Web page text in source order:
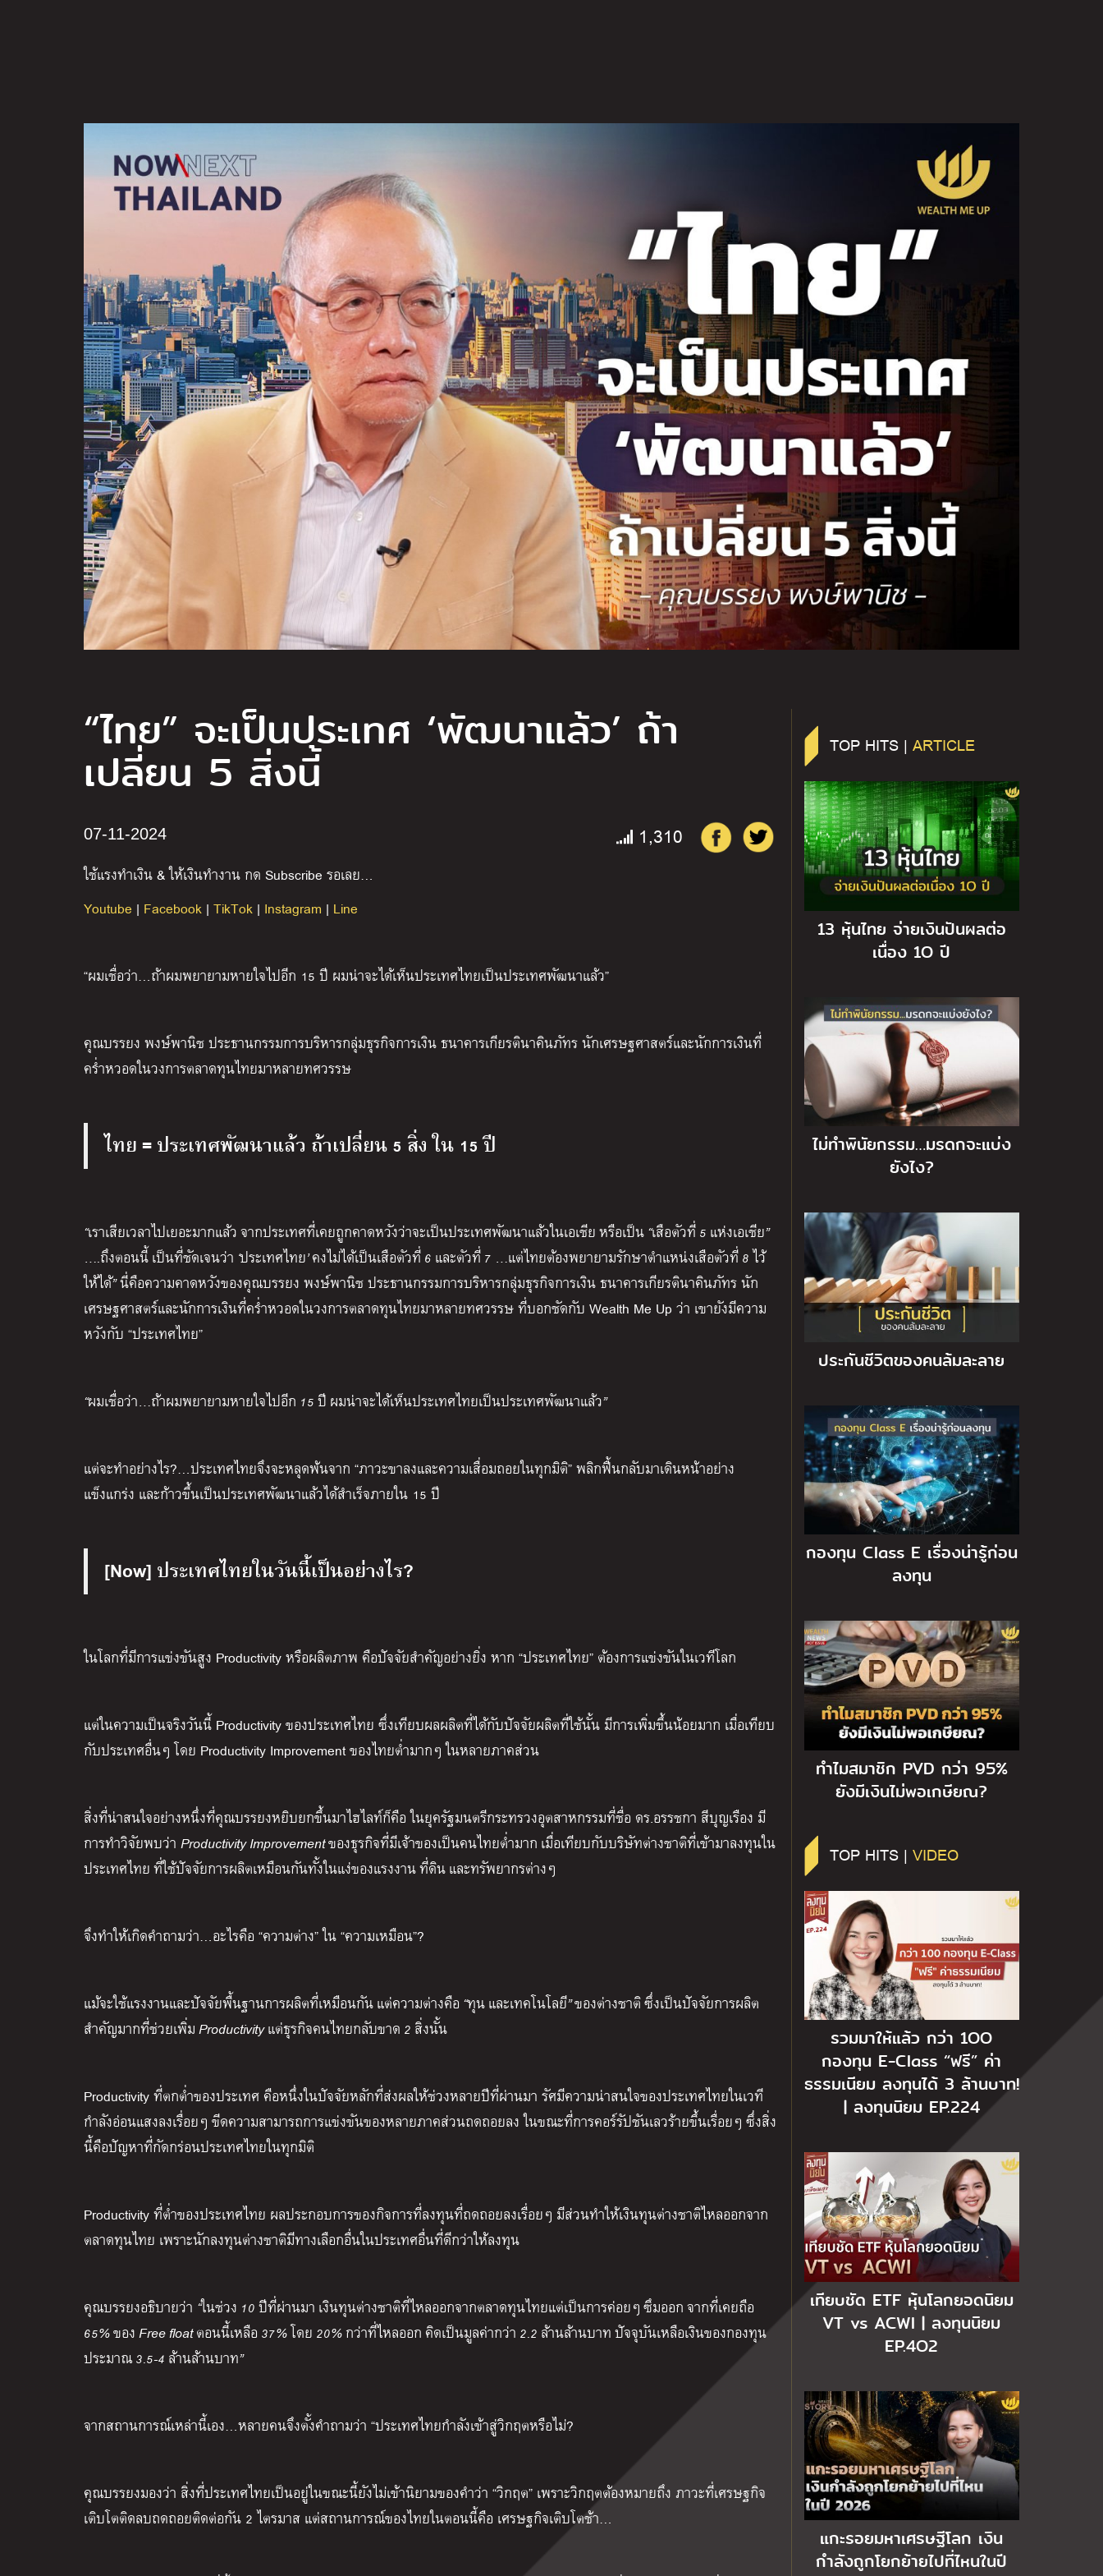
“ไทย” จะเป็นประเทศ ‘พัฒนาแล้ว’ ถ้า
เปลี่ยน 5 สิ่งนี้
07-11-2024 1,310
ใช้แรงทำเงิน&ให้เงินทำงาน กด Subscribe รอเลย…
Youtube | Facebook | TikTok | Instagram | Line
“ผมเชื่อว่า…ถ้าผมพยายามหายใจไปอีก 15 ปี ผมน่าจะได้เห็นประเทศไทยเป็นประเทศพัฒนาแล้ว”
คุณบรรยง พงษ์พานิช ประธานกรรมการบริหารกลุ่มธุรกิจการเงิน ธนาคารเกียรตินาคินภัทร นักเศรษฐศาสตร์และนักการเงินที่
คร่ำหวอดในวงการตลาดทุนไทยมาหลายทศวรรษ
ไทย = ประเทศพัฒนาแล้ว ถ้าเปลี่ยน 5 สิ่ง ใน 15 ปี
“เราเสียเวลาไปเยอะมากแล้วจากประเทศที่เคยถูกคาดหวังว่าจะเป็นประเทศพัฒนาแล้วในเอเชียหรือเป็น“เสือตัวที่5 แห่งเอเชีย”
….ถึงตอนนี้เป็นที่ชัดเจนว่า ‘ประเทศไทย’คงไม่ได้เป็นเสือตัวที่6 และตัวที่7 …แต่ไทยต้องพยายามรักษาตำแหน่งเสือตัวที่8ไว้
ให้ได้”นี่คือความคาดหวังของคุณบรรยง พงษ์พานิช ประธานกรรมการบริหารกลุ่มธุรกิจการเงิน ธนาคารเกียรตินาคินภัทร นัก
เศรษฐศาสตร์และนักการเงินที่คร่ำหวอดในวงการตลาดทุนไทยมาหลายทศวรรษ ที่บอกชัดกับ Wealth Me Up ว่า เขายังมีความ
หวังกับ “ประเทศไทย”
“ผมเชื่อว่า…ถ้าผมพยายามหายใจไปอีก 15ปี ผมน่าจะได้เห็นประเทศไทยเป็นประเทศพัฒนาแล้ว”
แต่จะทำอย่างไร?…ประเทศไทยจึงจะหลุดพ้นจาก “ภาวะขาลงและความเสื่อมถอยในทุกมิติ” พลิกฟื้นกลับมาเดินหน้าอย่าง
แข็งแกร่ง และก้าวขึ้นเป็นประเทศพัฒนาแล้วได้สำเร็จภายใน 15 ปี
[Now] ประเทศไทยในวันนี้เป็นอย่างไร?
ในโลกที่มีการแข่งขันสูง Productivity หรือผลิตภาพ คือปัจจัยสำคัญอย่างยิ่ง หาก “ประเทศไทย” ต้องการแข่งขันในเวทีโลก
แต่ในความเป็นจริงวันนี้ Productivity ของประเทศไทย ซึ่งเทียบผลผลิตที่ได้กับปัจจัยผลิตที่ใช้นั้น มีการเพิ่มขึ้นน้อยมาก เมื่อเทียบ
กับประเทศอื่นๆ โดย Productivity Improvement ของไทยต่ำมากๆ ในหลายภาคส่วน
สิ่งที่น่าสนใจอย่างหนึ่งที่คุณบรรยงหยิบยกขึ้นมาไฮไลท์ก็คือ ในยุครัฐมนตรีกระทรวงอุตสาหกรรมที่ชื่อ ดร.อรรชกา สีบุญเรือง มี
การทำวิจัยพบว่า Productivity Improvementของธุรกิจที่มีเจ้าของเป็นคนไทยต่ำมาก เมื่อเทียบกับบริษัทต่างชาติที่เข้ามาลงทุนใน
ประเทศไทยที่ใช้ปัจจัยการผลิตเหมือนกันทั้งในแง่ของแรงงานที่ดินและทรัพยากรต่างๆ
จึงทำให้เกิดคำถามว่า…อะไรคือ “ความต่าง” ใน “ความเหมือน”?
แม้จะใช้แรงงานและปัจจัยพื้นฐานการผลิตที่เหมือนกันแต่ความต่างคือ “ทุนและเทคโนโลยี”ของต่างชาติซึ่งเป็นปัจจัยการผลิต
สำคัญมากที่ช่วยเพิ่มProductivityแต่ธุรกิจคนไทยกลับขาด 2 สิ่งนั้น
Productivity ที่ตกต่ำของประเทศ คือหนึ่งในปัจจัยหลักที่ส่งผลให้ช่วงหลายปีที่ผ่านมา รัศมีความน่าสนใจของประเทศไทยในเวที
กำลังอ่อนแสงลงเรื่อยๆ ขีดความสามารถการแข่งขันของหลายภาคส่วนถดถอยลง ในขณะที่การคอร์รัปชันเลวร้ายขึ้นเรื่อยๆ ซึ่งสิ่ง
นี้คือปัญหาที่กัดกร่อนประเทศไทยในทุกมิติ
Productivity ที่ต่ำของประเทศไทย ผลประกอบการของกิจการที่ลงทุนที่ถดถอยลงเรื่อยๆ มีส่วนทำให้เงินทุนต่างชาติไหลออกจาก
ตลาดทุนไทย เพราะนักลงทุนต่างชาติมีทางเลือกอื่นในประเทศอื่นที่ดีกว่าให้ลงทุน
คุณบรรยงอธิบายว่า “ในช่วง 10ปีที่ผ่านมา เงินทุนต่างชาติที่ไหลออกจากตลาดทุนไทยแต่เป็นการค่อยๆซึมออกจากที่เคยถือ
65%ของFree floatตอนนี้เหลือ 37%โดย 20%กว่าที่ไหลออก คิดเป็นมูลค่ากว่า 2.2 ล้านล้านบาทปัจจุบันเหลือเงินของกองทุน
ประมาณ3.5-4 ล้านล้านบาท”
จากสถานการณ์เหล่านี้เอง…หลายคนจึงตั้งคำถามว่า “ประเทศไทยกำลังเข้าสู่วิกฤตหรือไม่?
คุณบรรยงมองว่า สิ่งที่ประเทศไทยเป็นอยู่ในขณะนี้ยังไม่เข้านิยามของคำว่า “วิกฤต” เพราะวิกฤตต้องหมายถึง ภาวะที่เศรษฐกิจ
เติบโตติดลบถดถอยติดต่อกัน 2 ไตรมาส แต่สถานการณ์ของไทยในตอนนี้คือ เศรษฐกิจเติบโตช้า…
TOP HITS | ARTICLE
13 หุ้นไทย จ่ายเงินปันผลต่อ
เนื่อง 1O ปี
ไม่ทำพินัยกรรม…มรดกจะแบ่ง
ยังไง?
ประกันชีวิตของคนล้มละลาย
กองทุน Class E เรื่องน่ารู้ก่อน
ลงทุน
ทำไมสมาชิก PVD กว่า 95%
ยังมีเงินไม่พอเกษียณ?
TOP HITS | VIDEO
รวมมาให้แล้ว กว่า 1OO
กองทุน E-Class “ฟรี” ค่า
ธรรมเนียม ลงทุนได้ 3 ล้านบาท!
| ลงทุนนิยม EP.224
เทียบชัด ETF หุ้นโลกยอดนิยม
VT vs ACWI | ลงทุนนิยม
EP.4O2
แกะรอยมหาเศรษฐีโลก เงิน
กำลังถูกโยกย้ายไปที่ไหนในปี